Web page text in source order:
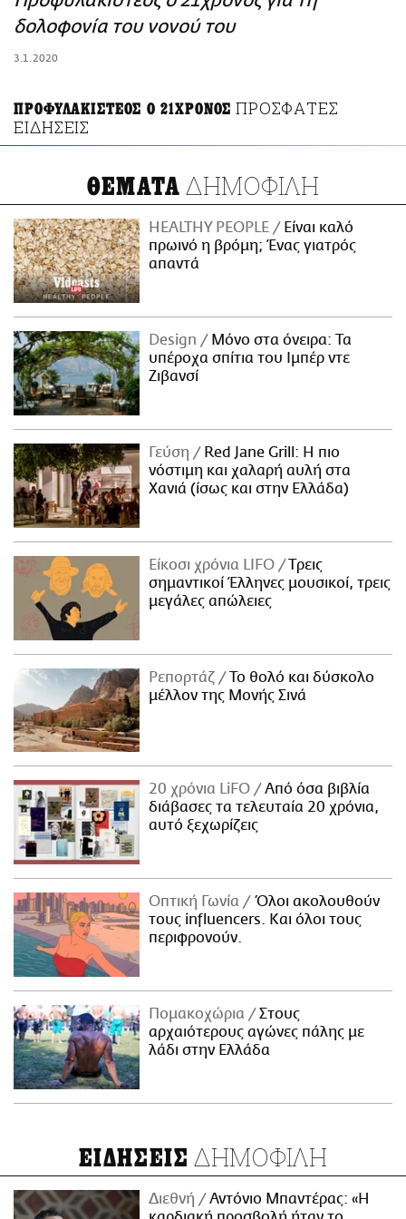
ΑΜΠΑ
δολοφονία του νονού του
3.1.2020
ΠΡΟΦΥΛΑΚΙΣΤΕΟΣ Ο 21ΧΡΟΝΟΣ ΠΡΟΣΦΑΤΕΣ
ΕΙΔΗΣΕΙΣ
ΘΕΜΑΤΑ ΔΗΜΟΦΙΛΗ
HEALTHY PEOPLE
Είναι καλό
πρωινό η βρόμη; Ένας γιατρός
απαντά
Design
Μόνο στα όνειρα: Τα
υπέροχα σπίτια του Ιμπέρ ντε
Ζιβανσί
Γεύση
Red Jane Grill: Η πιο
νόστιμη και χαλαρή αυλή στα
Χανιά (ίσως και στην Ελλάδα)
Είκοσι χρόνια LIFO
Tρεις
σημαντικοί Έλληνες μουσικοί, τρεις
μεγάλες απώλειες
Ρεπορτάζ
Το θολό και δύσκολο
μέλλον της Μονής Σινά
20 χρόνια LiFO
Από όσα βιβλία
διάβασες τα τελευταία 20 χρόνια,
αυτό ξεχωρίζεις
Οπτική Γωνία
Όλοι ακολουθούν
τους influencers. Και όλοι τους
περιφρονούν.
Πομακοχώρια
Στους
αρχαιότερους αγώνες πάλης με
λάδι στην Ελλάδα
ΕΙΔΗΣΕΙΣ ΔΗΜΟΦΙΛΗ
Διεθνή
Αντόνιο Μπαντέρας: «Η